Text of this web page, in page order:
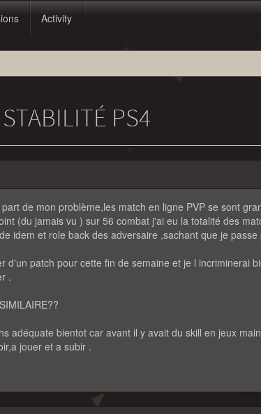
Activity
PS4
de mon problème,les match en ligne PVP se sont
(du jamais vu ) sur 56 combat j'ai eu la totalité des
idem et role back des adversaire ,sachant que je
d'un patch pour cette fin de semaine et je l incriminerai
.
adéquate bientot car avant il y avait du skill en jeux
jouer et a subir .